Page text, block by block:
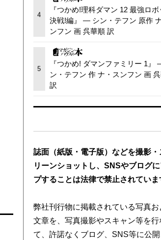
4
『つかめ!理科ダマン 12 最強ロボ
決戦!編』 — シン・テフン 原作
ンフン 画 呉華順 訳
5
『つかめ! ダマンファミリー 1』
ン・テフン 作 ナ・スンフン 画
訳
誌面（紙版・電子版）などを撮影・
リーンショットし、SNSやブログに
プすることは法律で禁止されていま
弊社刊行物に掲載されている写真お
文章を、写真撮影やスキャン等を行
て、許諾なくブログ、SNS等に公開